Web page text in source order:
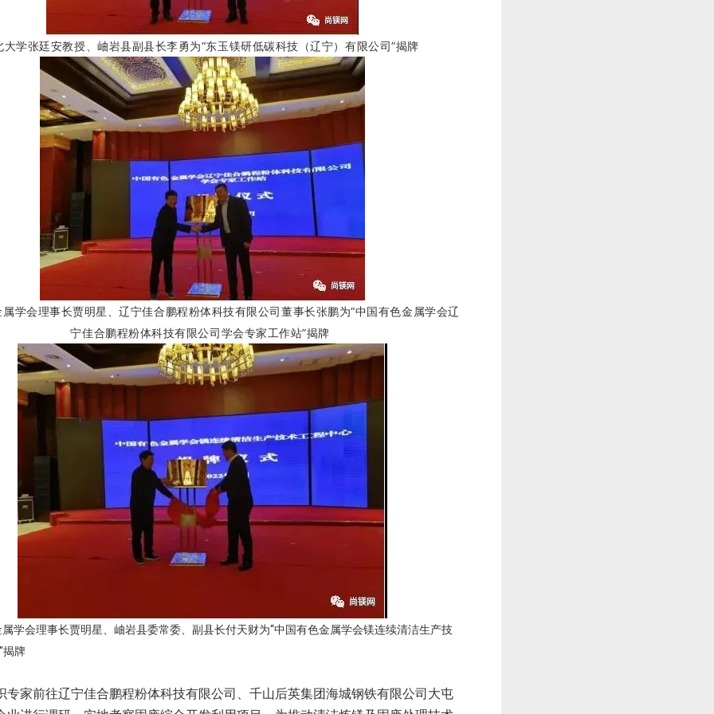
大学张廷安教授、岫岩县副县长李勇为“东玉镁研低碳科技（辽宁）有限公司”揭牌
学会理事长贾明星、辽宁佳合鹏程粉体科技有限公司董事长张鹏为“中国有色金属学会辽
宁佳合鹏程粉体科技有限公司学会专家工作站”揭牌
学会理事长贾明星、岫岩县委常委、副县长付天财为“中国有色金属学会镁连续清洁生产技
揭牌
专家前往辽宁佳合鹏程粉体科技有限公司、千山后英集团海城钢铁有限公司大屯